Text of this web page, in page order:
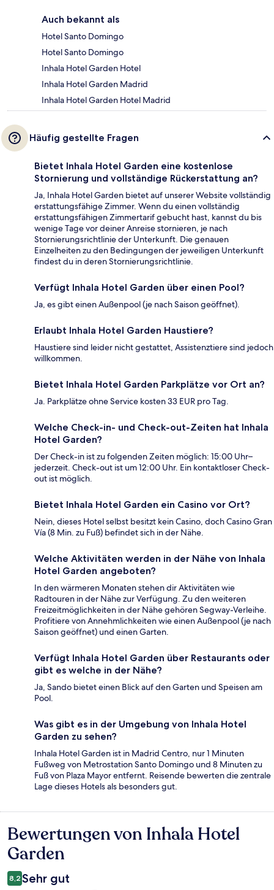
Auch bekannt als
Hotel Santo Domingo
Hotel Santo Domingo
Inhala Hotel Garden Hotel
Inhala Hotel Garden Madrid
Inhala Hotel Garden Hotel Madrid
Häufig gestellte Fragen
Bietet Inhala Hotel Garden eine kostenlose
Stornierung und vollständige Rückerstattung an?
Ja, Inhala Hotel Garden bietet auf unserer Website vollständig
erstattungsfähige Zimmer. Wenn du einen vollständig
erstattungsfähigen Zimmertarif gebucht hast, kannst du bis
wenige Tage vor deiner Anreise stornieren, je nach
Stornierungsrichtlinie der Unterkunft. Die genauen
Einzelheiten zu den Bedingungen der jeweiligen Unterkunft
findest du in deren Stornierungsrichtlinie.
Verfügt Inhala Hotel Garden über einen Pool?
Ja, es gibt einen Außenpool (je nach Saison geöffnet).
Erlaubt Inhala Hotel Garden Haustiere?
Haustiere sind leider nicht gestattet, Assistenztiere sind jedoch
willkommen.
Bietet Inhala Hotel Garden Parkplätze vor Ort an?
Ja. Parkplätze ohne Service kosten 33 EUR pro Tag.
Welche Check-in- und Check-out-Zeiten hat Inhala
Hotel Garden?
Der Check-in ist zu folgenden Zeiten möglich: 15:00 Uhr–
jederzeit. Check-out ist um 12:00 Uhr. Ein kontaktloser Check-
out ist möglich.
Bietet Inhala Hotel Garden ein Casino vor Ort?
Nein, dieses Hotel selbst besitzt kein Casino, doch Casino Gran
Vía (8 Min. zu Fuß) befindet sich in der Nähe.
Welche Aktivitäten werden in der Nähe von Inhala
Hotel Garden angeboten?
In den wärmeren Monaten stehen dir Aktivitäten wie
Radtouren in der Nähe zur Verfügung. Zu den weiteren
Freizeitmöglichkeiten in der Nähe gehören Segway-Verleihe.
Profitiere von Annehmlichkeiten wie einen Außenpool (je nach
Saison geöffnet) und einen Garten.
Verfügt Inhala Hotel Garden über Restaurants oder
gibt es welche in der Nähe?
Ja, Sando bietet einen Blick auf den Garten und Speisen am
Pool.
Was gibt es in der Umgebung von Inhala Hotel
Garden zu sehen?
Inhala Hotel Garden ist in Madrid Centro, nur 1 Minuten
Fußweg von Metrostation Santo Domingo und 8 Minuten zu
Fuß von Plaza Mayor entfernt. Reisende bewerten die zentrale
Lage dieses Hotels als besonders gut.
Bewertungen
Bewertungen von Inhala Hotel
Garden
8,2 Sehr gut